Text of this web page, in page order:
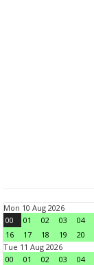
Mon 10 Aug 2026
00
01 02 03 04
16
17 18 19 20
Tue 11 Aug 2026
00
01 02 03 04